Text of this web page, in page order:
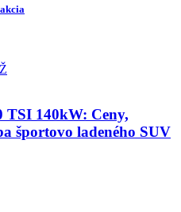
TSI 140kW: Ceny,
športovo ladeného SUV